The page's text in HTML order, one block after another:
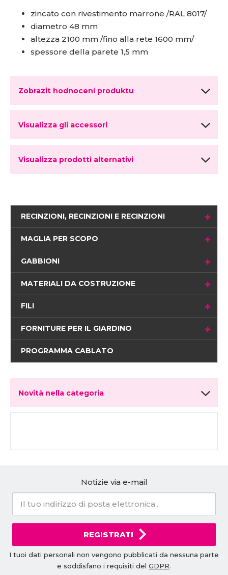
zincato con rivestimento marrone /RAL 8017/
diametro 48 mm
altezza 2100 mm /fino alla rete 1600 mm/
spessore della parete 1,5 mm
Zobrazit hodnocení produktu
Visualizza gli accessori
Visualizza prodotti alternativi
RECINZIONI, RECINZIONI E RECINZIONI
MAGLIA PER SCOPO
GABBIONI
MATERIALI DA COSTRUZIONE
FILI
FORNITURE PER IL GIARDINO
PROGRAMMA CABLATO
Novità nella categoria
Notizie via e-mail
REGISTRATI
I tuoi dati personali non vengono pubblicati da nessuna parte
e soddisfano i requisiti del GDPR.